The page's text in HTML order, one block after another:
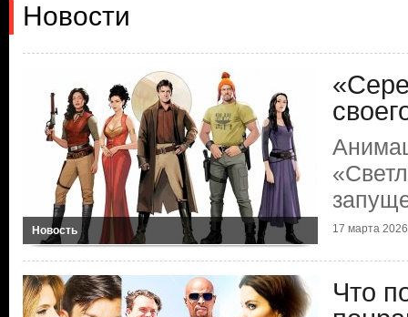
Новости
Новость 17 марта 2026
Что